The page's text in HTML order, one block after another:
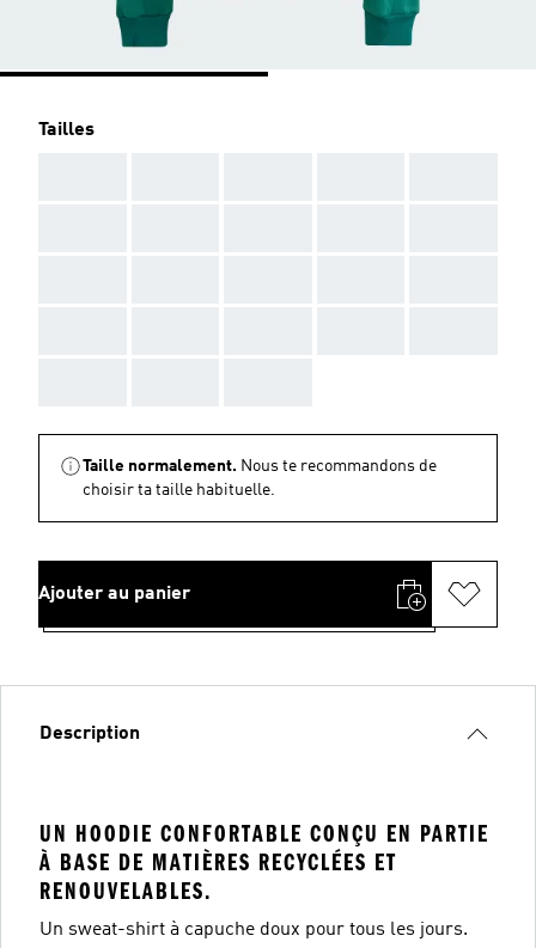
Tailles
Taille normalement. Nous te recommandons de
choisir ta taille habituelle.
Ajouter au panier
Description
UN HOODIE CONFORTABLE CONÇU EN PARTIE
À BASE DE MATIÈRES RECYCLÉES ET
RENOUVELABLES.
Un sweat-shirt à capuche doux pour tous les jours.